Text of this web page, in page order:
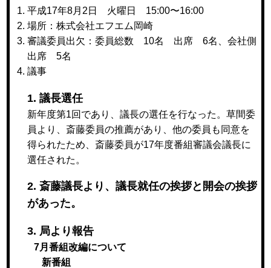
平成17年8月2日 火曜日 15:00〜16:00
場所：株式会社エフエム岡崎
審議委員出欠：委員総数 10名 出席 6名、会社側
出席 5名
議事
1. 議長選任
新年度第1回であり、議長の選任を行なった。草間委
員より、斎藤委員の推薦があり、他の委員も同意を
得られたため、斎藤委員が17年度番組審議会議長に
選任された。
2. 斎藤議長より、議長就任の挨拶と開会の挨拶
があった。
3. 局より報告
7月番組改編について
新番組